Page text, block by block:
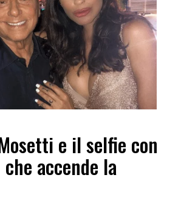
e il selfie con
accende la